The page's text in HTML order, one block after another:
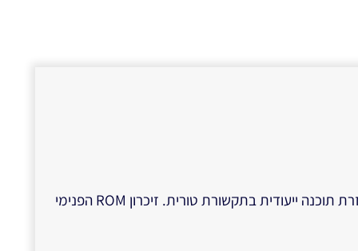
זיכרון פנימי מסוג FLASHהמחיקה והצריבה של פרויקטים ללוח נעשית כאשר הבקר נמצא על המעגל על ידי מילות בקרה בעזרת תוכנה ייעודית בתקשורת טורית. זיכרון ROM הפנימי